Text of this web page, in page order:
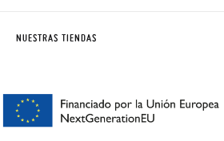
AVISO LEGAL, PRIVACIDAD Y COOKIES
PREGUNTAS FRECUENTES
NUESTRAS TIENDAS